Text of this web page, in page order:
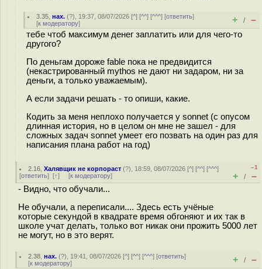
3.35 ,нах. (?), 19:37, 08/07/2026 [^] [^^] [^^^] [ответить]
[к модератору] + / –
тебе чтоб максимум денег заплатить или для чего-то
другого?
По деньгам дороже fable пока не предвидится
(некастрированный mythos не дают ни задаром, ни за
деньги, а только уважаемым).
А если задачи решать - то опиши, какие.
Кодить за меня неплохо получается у sonnet (с опусом
длинная история, но в целом он мне не зашел - для
сложных задач sonnet умеет его позвать на один раз для
написания плана работ на год)
2.16 ,Халявщик не корпораст (?), 18:59, 08/07/2026 [^] [^^] [^^^]
[ответить] [↑] [к модератору]
–1
+ / –
- Видно, что обучали...
Не обучали, а переписали.... Здесь есть учёные
которые секундой в квадрате время обгоняют и их так в
школе учат делать, только вот никак они прожить 5000 лет
не могут, но в это верят.
2.38 ,нах. (?), 19:41, 08/07/2026 [^] [^^] [^^^] [ответить]
[к модератору] + / –